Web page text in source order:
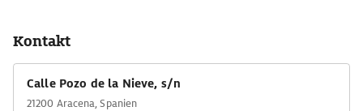
Kontakt
Calle Pozo de la Nieve, s/n
21200 Aracena, Spanien